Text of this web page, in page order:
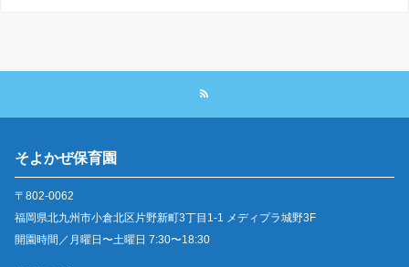
そよかぜ保育園
〒802-0062
福岡県北九州市小倉北区片野新町3丁目1-1 メディプラ城野3F
開園時間／月曜日〜土曜日 7:30〜18:30